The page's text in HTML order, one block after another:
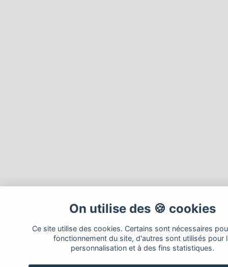
On utilise des 🍪 cookies
Ce site utilise des cookies. Certains sont nécessaires
fonctionnement du site, d'autres sont utilisés pour
personnalisation et à des fins statistiques.